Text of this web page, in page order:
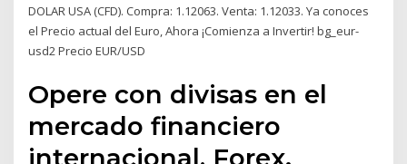
DOLAR USA (CFD). Compra: 1.12063. Venta: 1.12033. Ya conoces
el Precio actual del Euro, Ahora ¡Comienza a Invertir! bg_eur-
usd2 Precio EUR/USD
Opere con divisas en el
mercado financiero